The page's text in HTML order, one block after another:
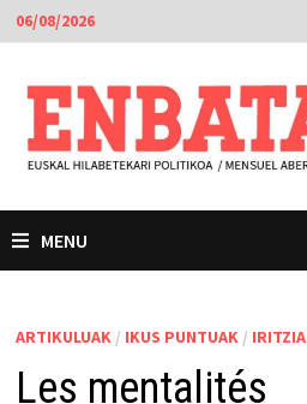
Skip
to
content
06/08/2026
MENU
ARTIKULUAK / IKUS PUNTUAK / IRITZIA
Les mentalités